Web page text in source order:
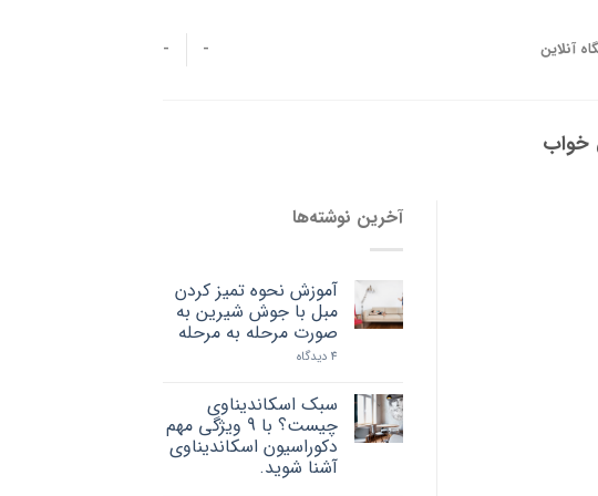
آنلاین -
-
خواب
آخرین نوشته‌ها
آموزش نحوه تمیز کردن
مبل با جوش شیرین به
صورت مرحله به مرحله
4 دیدگاه
سبک اسکاندیناوی
چیست؟ با 9 ویژگی مهم
دکوراسیون اسکاندیناوی
آشنا شوید.